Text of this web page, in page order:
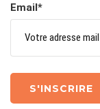
Email*